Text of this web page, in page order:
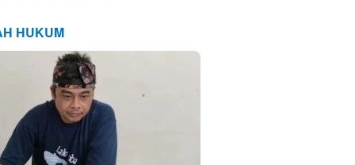
HUKUM